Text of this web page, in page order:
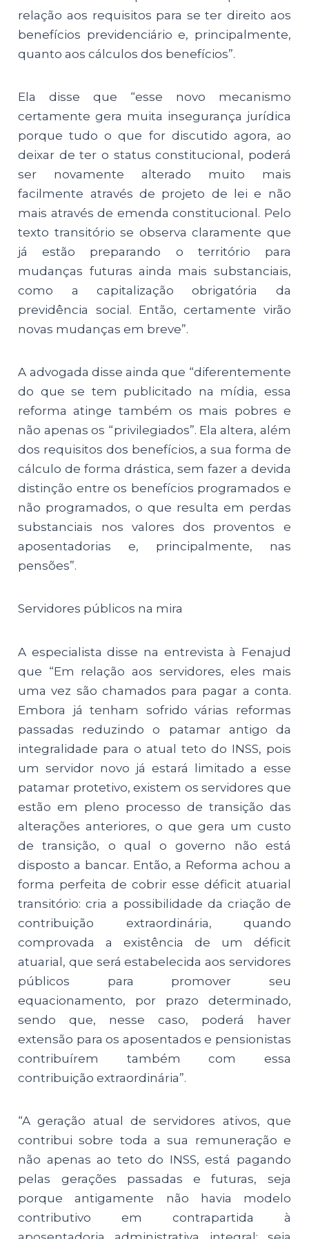
relação aos requisitos para se ter direito aos
benefícios previdenciário e, principalmente,
quanto aos cálculos dos benefícios”.
Ela disse que “esse novo mecanismo
certamente gera muita insegurança jurídica
porque tudo o que for discutido agora, ao
deixar de ter o status constitucional, poderá
ser novamente alterado muito mais
facilmente através de projeto de lei e não
mais através de emenda constitucional. Pelo
texto transitório se observa claramente que
já estão preparando o território para
mudanças futuras ainda mais substanciais,
como a capitalização obrigatória da
previdência social. Então, certamente virão
novas mudanças em breve”.
A advogada disse ainda que “diferentemente
do que se tem publicitado na mídia, essa
reforma atinge também os mais pobres e
não apenas os “privilegiados”. Ela altera, além
dos requisitos dos benefícios, a sua forma de
cálculo de forma drástica, sem fazer a devida
distinção entre os benefícios programados e
não programados, o que resulta em perdas
substanciais nos valores dos proventos e
aposentadorias e, principalmente, nas
pensões”.
Servidores públicos na mira
A especialista disse na entrevista à Fenajud
que “Em relação aos servidores, eles mais
uma vez são chamados para pagar a conta.
Embora já tenham sofrido várias reformas
passadas reduzindo o patamar antigo da
integralidade para o atual teto do INSS, pois
um servidor novo já estará limitado a esse
patamar protetivo, existem os servidores que
estão em pleno processo de transição das
alterações anteriores, o que gera um custo
de transição, o qual o governo não está
disposto a bancar. Então, a Reforma achou a
forma perfeita de cobrir esse déficit atuarial
transitório: cria a possibilidade da criação de
contribuição extraordinária, quando
comprovada a existência de um déficit
atuarial, que será estabelecida aos servidores
públicos para promover seu
equacionamento, por prazo determinado,
sendo que, nesse caso, poderá haver
extensão para os aposentados e pensionistas
contribuírem também com essa
contribuição extraordinária”.
“A geração atual de servidores ativos, que
contribui sobre toda a sua remuneração e
não apenas ao teto do INSS, está pagando
pelas gerações passadas e futuras, seja
porque antigamente não havia modelo
contributivo em contrapartida à